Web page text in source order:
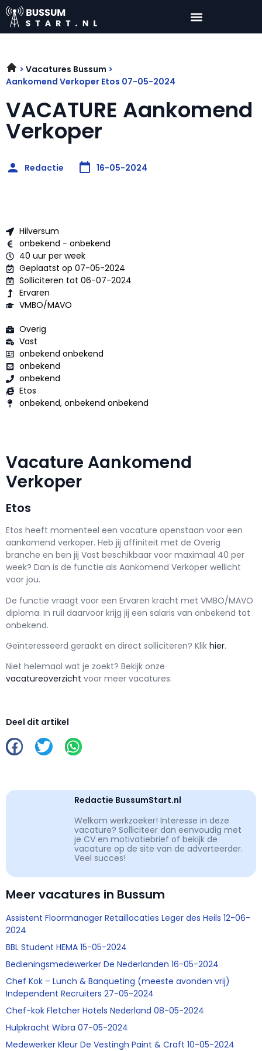
Vacatures Bussum
Aankomend Verkoper Etos 07-05-2024
VACATURE Aankomend
Verkoper
Redactie 16-05-2024
Hilversum
onbekend - onbekend
40 uur per week
Geplaatst op 07-05-2024
Solliciteren tot 06-07-2024
Ervaren
VMBO/MAVO
Overig
Vast
onbekend onbekend
onbekend
onbekend
Etos
onbekend, onbekend onbekend
Vacature Aankomend
Verkoper
Etos
Etos heeft momenteel een vacature openstaan voor een
aankomend verkoper. Heb jij affiniteit met de Overig
branche en ben jij Vast beschikbaar voor maximaal 40 per
week? Dan is de functie als Aankomend Verkoper wellicht
voor jou.
De functie vraagt voor een Ervaren kracht met VMBO/MAVO
diploma. In ruil daarvoor krijg jij een salaris van onbekend tot
onbekend.
Geïnteresseerd geraakt en direct solliciteren? Klik hier.
Niet helemaal wat je zoekt? Bekijk onze
vacatureoverzicht voor meer vacatures.
Deel dit artikel
Redactie BussumStart.nl
Welkom werkzoeker! Interesse in deze
vacature? Solliciteer dan eenvoudig met
je CV en motivatiebrief of bekijk de
vacature op de site van de adverteerder.
Veel succes!
Meer vacatures in Bussum
Assistent Floormanager Retaillocaties Leger des Heils 12-06-
2024
BBL Student HEMA 15-05-2024
Bedieningsmedewerker De Nederlanden 16-05-2024
Chef Kok – Lunch & Banqueting (meeste avonden vrij)
Independent Recruiters 27-05-2024
Chef-kok Fletcher Hotels Nederland 08-05-2024
Hulpkracht Wibra 07-05-2024
Medewerker Kleur De Vestingh Paint & Craft 10-05-2024